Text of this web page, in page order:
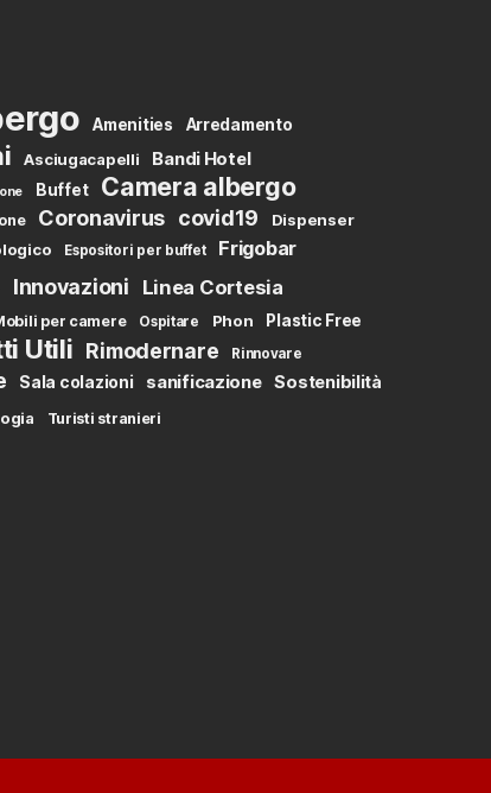
Amenities Arredamento
Asciugacapelli Bandi Hotel
Buffet Camera albergo
Coronavirus covid19
Dispenser
Espositori per buffet Frigobar
Innovazioni Linea Cortesia
per camere Ospitare Phon Plastic Free
Utili Rimodernare Rinnovare
Sala colazioni sanificazione Sostenibilità
Turisti stranieri